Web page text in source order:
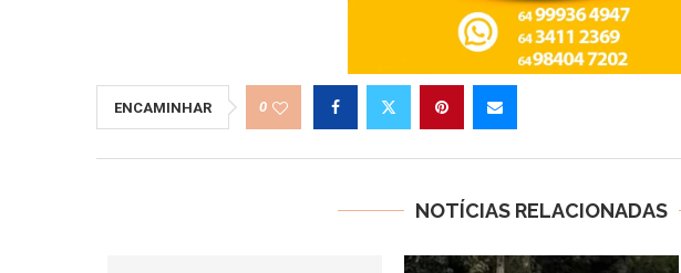
ENCAMINHAR 0
NOTÍCIAS RELACIONADAS